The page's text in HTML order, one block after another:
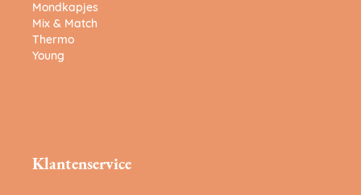
Mondkapjes
Mix & Match
Thermo
Young
Klantenservice